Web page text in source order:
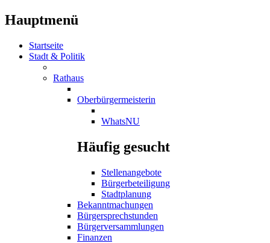
Hauptmenü
Startseite
Stadt & Politik
Rathaus
Oberbürgermeisterin
WhatsNU
Häufig gesucht
Stellenangebote
Bürgerbeteiligung
Stadtplanung
Bekanntmachungen
Bürgersprechstunden
Bürgerversammlungen
Finanzen